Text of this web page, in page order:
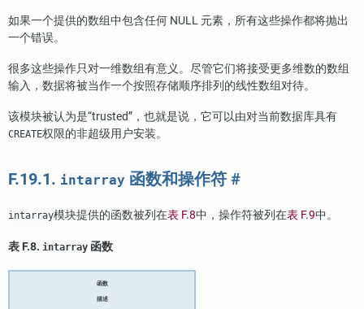
如果一个提供的数组中包含任何 NULL 元素，所有这些操作都将抛出
一个错误。
很多这些操作只对一维数组有意义。尽管它们将接受更多维数的数组
输入，数据将被当作一个按照存储顺序排列的线性数组对待。
该模块被认为是“trusted” ，也就是说，它可以由对当前数据库具有
CREATE权限的非超级用户安装。
F.19.1. intarray 函数和操作符 #
intarray模块提供的函数被列在表 F.8中，操作符被列在表 F.9中。
表 F.8. intarray 函数
函数
描述